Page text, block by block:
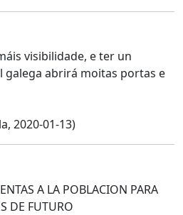
visibilidade, e ter un
galega abrirá moitas portas e
2020-01-13)
A LA POBLACION PARA
DE FUTURO